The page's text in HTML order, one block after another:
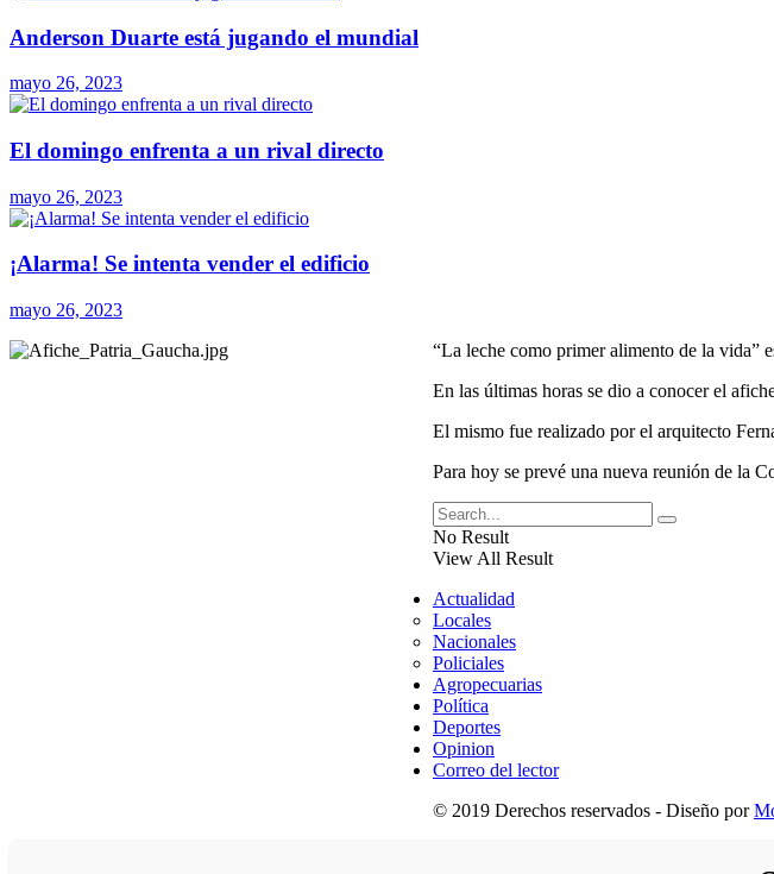
Anderson Duarte está jugando el mundial
mayo 26, 2023
El domingo enfrenta a un rival directo
mayo 26, 2023
¡Alarma! Se intenta vender el edificio
mayo 26, 2023
“La leche como primer alimento de la vida”
En las últimas horas se dio a conocer el
El mismo fue realizado por el arquitecto
Para hoy se prevé una nueva reunión de la
No Result
View All Result
Actualidad
Locales
Nacionales
Policiales
Agropecuarias
Política
Deportes
Opinion
Correo del lector
© 2019 Derechos reservados - Diseño por